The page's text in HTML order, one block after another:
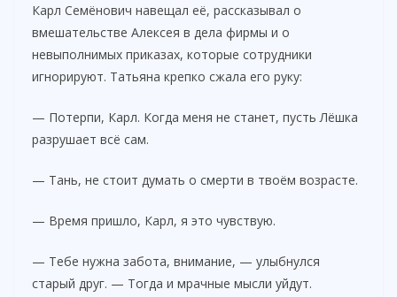
Карл Семёнович навещал её, рассказывал о
вмешательстве Алексея в дела фирмы и о
невыполнимых приказах, которые сотрудники
игнорируют. Татьяна крепко сжала его руку:
— Потерпи, Карл. Когда меня не станет, пусть Лёшка
разрушает всё сам.
— Тань, не стоит думать о смерти в твоём возрасте.
— Время пришло, Карл, я это чувствую.
— Тебе нужна забота, внимание, — улыбнулся
старый друг. — Тогда и мрачные мысли уйдут.